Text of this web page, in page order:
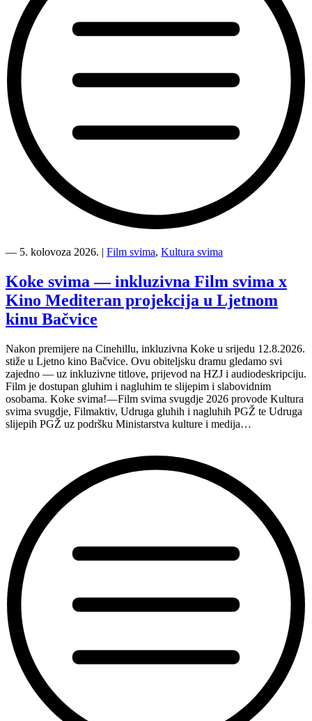
Mediteran
Film
svima
nastavljaju
inkluzivnu
turneju
Hvaru”
― 5. kolovoza 2026. | Film svima, Kultura svima
Koke svima — inkluzivna Film svima x
Kino Mediteran projekcija u Ljetnom
kinu Bačvice
Nakon premijere na Cinehillu, inkluzivna Koke u srijedu 12.8.2026.
stiže u Ljetno kino Bačvice. Ovu obiteljsku dramu gledamo svi
zajedno — uz inkluzivne titlove, prijevod na HZJ i audiodeskripciju.
Film je dostupan gluhim i nagluhim te slijepim i slabovidnim
osobama. Koke svima!—Film svima svugdje 2026 provode Kultura
svima svugdje, Filmaktiv, Udruga gluhih i nagluhih PGŽ te Udruga
slijepih PGŽ uz podršku Ministarstva kulture i medija…